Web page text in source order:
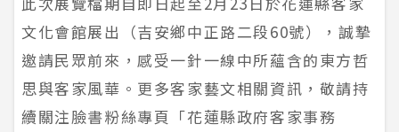
文化會館展出（吉安鄉中正路二段60號），誠摯
邀請民眾前來，感受一針一線中所蘊含的東方哲
思與客家風華。更多客家藝文相關資訊，敬請持
續關注臉書粉絲專頁「花蓮縣政府客家事務